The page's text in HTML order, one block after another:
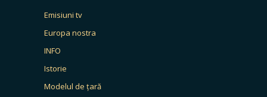
Emisiuni tv
Europa nostra
INFO
Istorie
Modelul de țară